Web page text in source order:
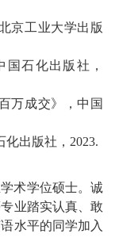
京工业大学出版
国石化出版社 ，
万成交》 ， 中国
化出版社， 2023.
术学位硕士。诚
专业踏实认真、敢
水平的同学加入